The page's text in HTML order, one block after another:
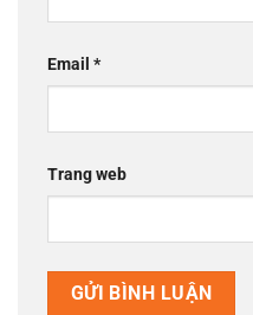
Email *
Trang web